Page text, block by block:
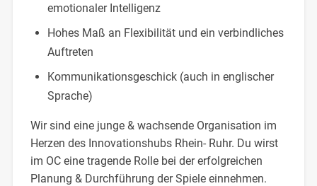
emotionaler Intelligenz
Hohes Maß an Flexibilität und ein verbindliches
Auftreten
Kommunikationsgeschick (auch in englischer
Sprache)
Wir sind eine junge & wachsende Organisation im
Herzen des Innovationshubs Rhein- Ruhr. Du wirst
im OC eine tragende Rolle bei der erfolgreichen
Planung & Durchführung der Spiele einnehmen.